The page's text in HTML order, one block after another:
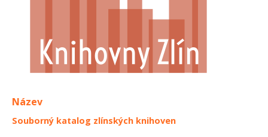
Název
Souborný katalog zlínských knihoven